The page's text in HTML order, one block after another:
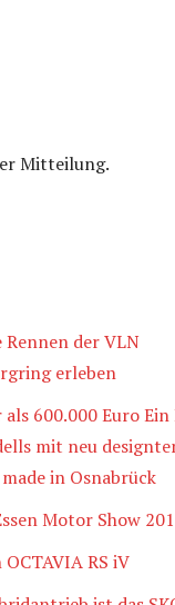
Mitteilung.
der VLN
erleben
600.000 Euro Ein
mit neu
in Osnabrück
Motor Show
RS iV